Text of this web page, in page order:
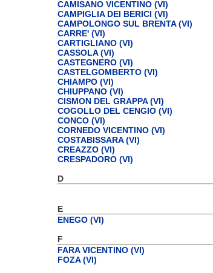
CAMISANO VICENTINO (VI)
CAMPIGLIA DEI BERICI (VI)
CAMPOLONGO SUL BRENTA (VI)
CARRE' (VI)
CARTIGLIANO (VI)
CASSOLA (VI)
CASTEGNERO (VI)
CASTELGOMBERTO (VI)
CHIAMPO (VI)
CHIUPPANO (VI)
CISMON DEL GRAPPA (VI)
COGOLLO DEL CENGIO (VI)
CONCO (VI)
CORNEDO VICENTINO (VI)
COSTABISSARA (VI)
CREAZZO (VI)
CRESPADORO (VI)
D
E
ENEGO (VI)
F
FARA VICENTINO (VI)
FOZA (VI)